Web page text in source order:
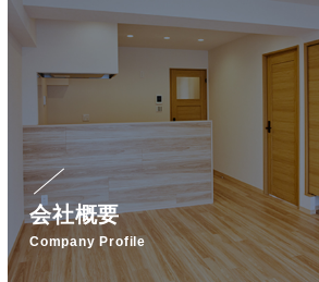
会社概要
Company Profile